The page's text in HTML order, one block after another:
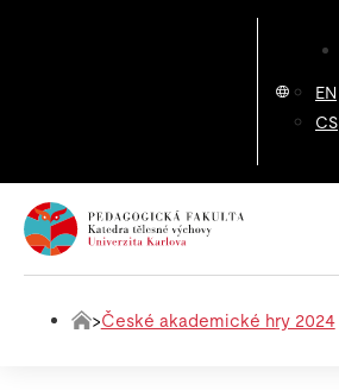
EN
CS
>České akademické hry 2024